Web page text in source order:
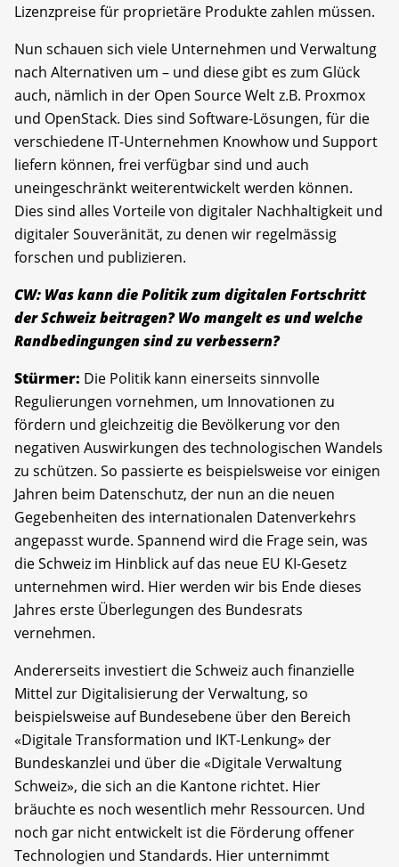
Lizenzpreise für proprietäre Produkte zahlen müssen.
Nun schauen sich viele Unternehmen und Verwaltung
nach Alternativen um – und diese gibt es zum Glück
auch, nämlich in der Open Source Welt z.B. Proxmox
und OpenStack. Dies sind Software-Lösungen, für die
verschiedene IT-Unternehmen Knowhow und Support
liefern können, frei verfügbar sind und auch
uneingeschränkt weiterentwickelt werden können.
Dies sind alles Vorteile von digitaler Nachhaltigkeit und
digitaler Souveränität, zu denen wir regelmässig
forschen und publizieren.
CW: Was kann die Politik zum digitalen Fortschritt
der Schweiz beitragen? Wo mangelt es und welche
Randbedingungen sind zu verbessern?
Stürmer: Die Politik kann einerseits sinnvolle
Regulierungen vornehmen, um Innovationen zu
fördern und gleichzeitig die Bevölkerung vor den
negativen Auswirkungen des technologischen Wandels
zu schützen. So passierte es beispielsweise vor einigen
Jahren beim Datenschutz, der nun an die neuen
Gegebenheiten des internationalen Datenverkehrs
angepasst wurde. Spannend wird die Frage sein, was
die Schweiz im Hinblick auf das neue EU KI-Gesetz
unternehmen wird. Hier werden wir bis Ende dieses
Jahres erste Überlegungen des Bundesrats
vernehmen.
Andererseits investiert die Schweiz auch finanzielle
Mittel zur Digitalisierung der Verwaltung, so
beispielsweise auf Bundesebene über den Bereich
«Digitale Transformation und IKT-Lenkung» der
Bundeskanzlei und über die «Digitale Verwaltung
Schweiz», die sich an die Kantone richtet. Hier
bräuchte es noch wesentlich mehr Ressourcen. Und
noch gar nicht entwickelt ist die Förderung offener
Technologien und Standards. Hier unternimmt